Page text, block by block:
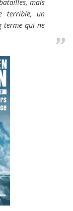
mais
terrible, un
terme qui ne